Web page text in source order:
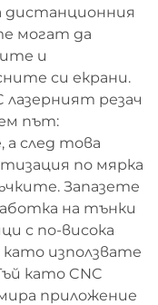
дистанционния
могат да
и
си екрани.
резач
път:
а след това
по мярка
Запазете
на тънки
с по-висока
използвате
като CNC
приложение